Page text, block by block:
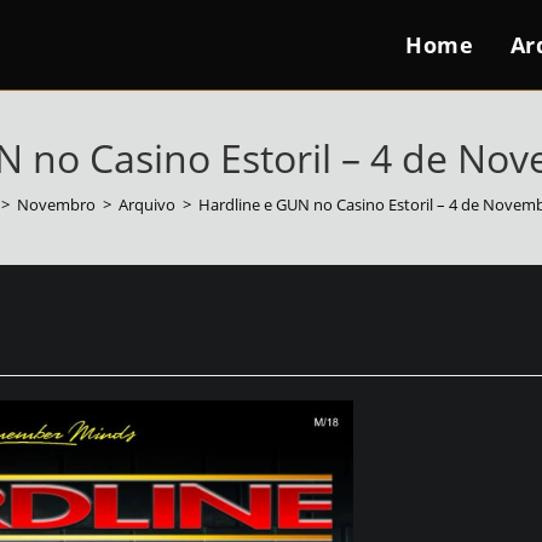
Home
no Casino Estoril – 4 de
> Novembro > Arquivo > Hardline e GUN no Casino Estoril – 4 de